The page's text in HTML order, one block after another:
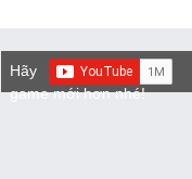
Hãy
game mới hơn nhé!